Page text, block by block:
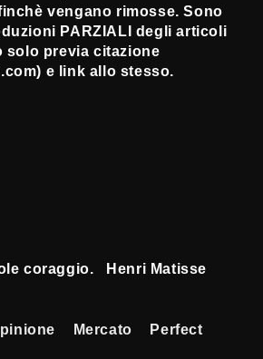
vengano rimosse. Sono
PARZIALI degli articoli
solo previa citazione
e link allo stesso.
coraggio. Henri Matisse
Mercato
Perfect